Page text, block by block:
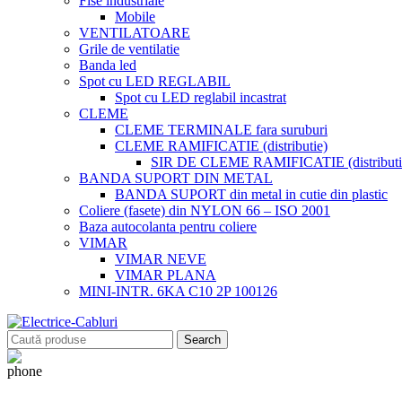
Mobile
VENTILATOARE
Grile de ventilatie
Banda led
Spot cu LED REGLABIL
Spot cu LED reglabil incastrat
CLEME
CLEME TERMINALE fara suruburi
CLEME RAMIFICATIE (distributie)
SIR DE CLEME RAMIFICATIE
BANDA SUPORT DIN METAL
BANDA SUPORT din metal in cutie din plastic
Coliere (fasete) din NYLON 66 – ISO 2001
Baza autocolanta pentru coliere
VIMAR
VIMAR NEVE
VIMAR PLANA
MINI-INTR. 6KA C10 2P 100126
Search